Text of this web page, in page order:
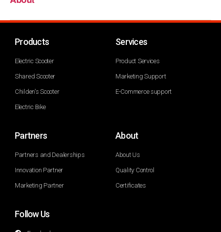
Products
Electric Scooter
Shared Scooter
Childen's Scooter
Electric Bike
Services
Product Services
Marketing Support
E-Commerce support
Partners
Partners and Dealerships
Innovation Partner
Marketing Partner
About
About Us
Quality Control
Certificates
Follow Us